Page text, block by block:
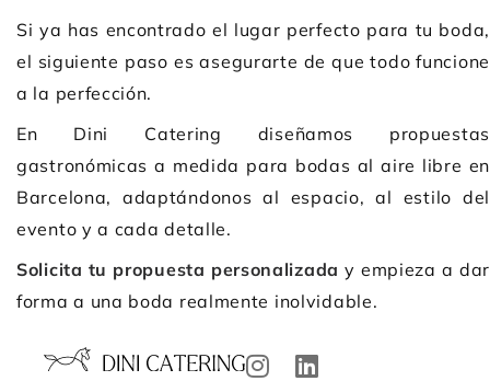
Si ya has encontrado el lugar perfecto para tu boda,
el siguiente paso es asegurarte de que todo funcione
a la perfección.
En Dini Catering diseñamos propuestas
gastronómicas a medida para bodas al aire libre en
Barcelona, adaptándonos al espacio, al estilo del
evento y a cada detalle.
Solicita tu propuesta personalizada y empieza a dar
forma a una boda realmente inolvidable.